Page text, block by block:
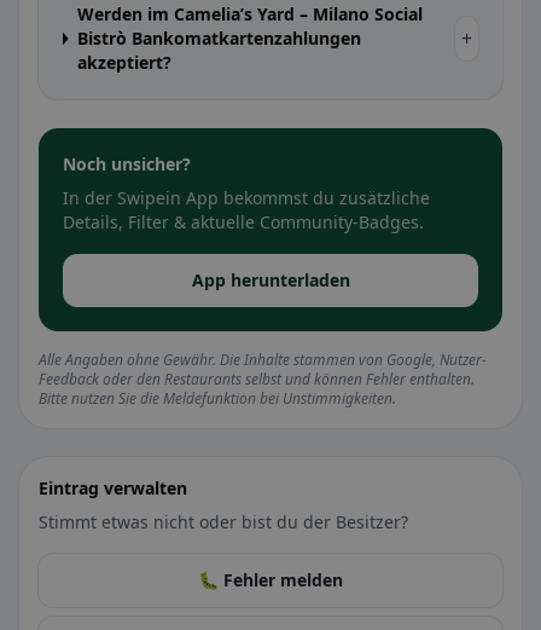
Werden im Camelia’s Yard – Milano Social
Bistrò Bankomatkartenzahlungen
akzeptiert?
+
Noch unsicher?
In der Swipein App bekommst du zusätzliche
Details, Filter & aktuelle Community-Badges.
App herunterladen
Alle Angaben ohne Gewähr. Die Inhalte stammen von Google, Nutzer-
Feedback oder den Restaurants selbst und können Fehler enthalten.
Bitte nutzen Sie die Meldefunktion bei Unstimmigkeiten.
Eintrag verwalten
Stimmt etwas nicht oder bist du der Besitzer?
🐛 Fehler melden